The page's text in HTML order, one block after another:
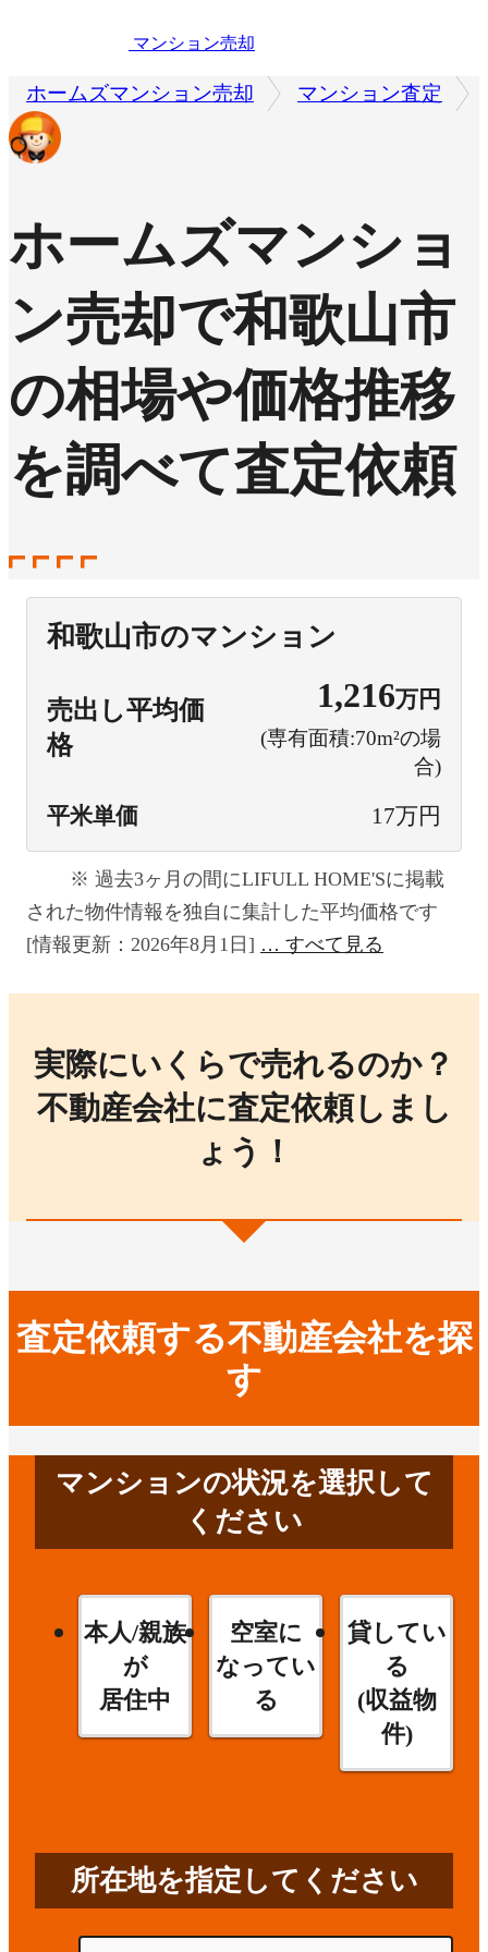
マンション売却
ホームズマンション売却 マンション査定
ホームズマンショ
ン売却で和歌山市
の相場や価格推移
を調べて査定依頼
和歌山市のマンション
売出し平均価
格
1,216万円
(専有面積:70m²の場
合)
平米単価 17万円
過去3ヶ月の間にLIFULL HOME'Sに掲載
された物件情報を独自に集計した平均価格です
[情報更新：2026年8月1日]
すべて見る
実際にいくらで売れるのか？
不動産会社に査定依頼しまし
ょう！
査定依頼する不動産会社を探
す
マンションの状況を選択して
ください
本人/親族
が
居住中
空室に
なってい
る
貸してい
る
(収益物
件)
所在地を指定してください